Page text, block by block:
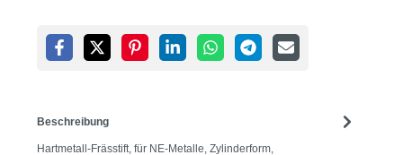
Beschreibung
Hartmetall-Frässtift, für NE-Metalle, Zylinderform,